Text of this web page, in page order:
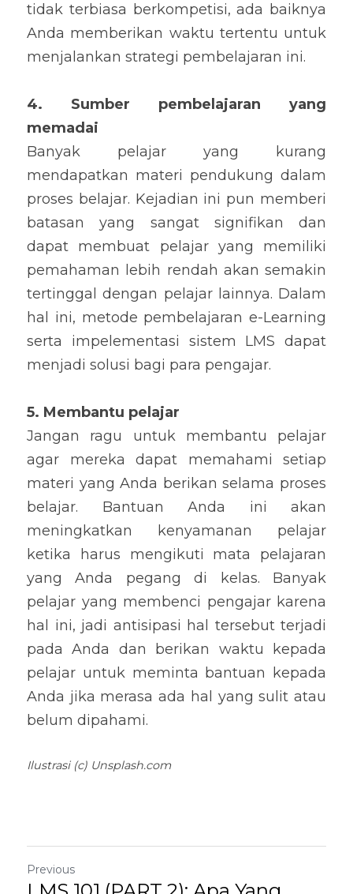
tidak terbiasa berkompetisi, ada baiknya
Anda memberikan waktu tertentu untuk
menjalankan strategi pembelajaran ini.
4. Sumber pembelajaran yang
memadai
Banyak pelajar yang kurang
mendapatkan materi pendukung dalam
proses belajar. Kejadian ini pun memberi
batasan yang sangat signifikan dan
dapat membuat pelajar yang memiliki
pemahaman lebih rendah akan semakin
tertinggal dengan pelajar lainnya. Dalam
hal ini, metode pembelajaran e-Learning
serta impelementasi sistem LMS dapat
menjadi solusi bagi para pengajar.
5. Membantu pelajar
Jangan ragu untuk membantu pelajar
agar mereka dapat memahami setiap
materi yang Anda berikan selama proses
belajar. Bantuan Anda ini akan
meningkatkan kenyamanan pelajar
ketika harus mengikuti mata pelajaran
yang Anda pegang di kelas. Banyak
pelajar yang membenci pengajar karena
hal ini, jadi antisipasi hal tersebut terjadi
pada Anda dan berikan waktu kepada
pelajar untuk meminta bantuan kepada
Anda jika merasa ada hal yang sulit atau
belum dipahami.
Ilustrasi (c) Unsplash.com
Previous